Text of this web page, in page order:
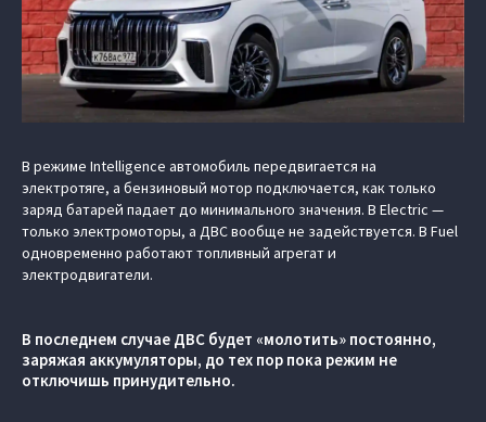
В режиме Intelligence автомобиль передвигается на
электротяге, а бензиновый мотор подключается, как только
заряд батарей падает до минимального значения. В Electric —
только электромоторы, а ДВС вообще не задействуется. В Fuel
одновременно работают топливный агрегат и
электродвигатели.
В последнем случае ДВС будет «молотить» постоянно,
заряжая аккумуляторы, до тех пор пока режим не
отключишь принудительно.